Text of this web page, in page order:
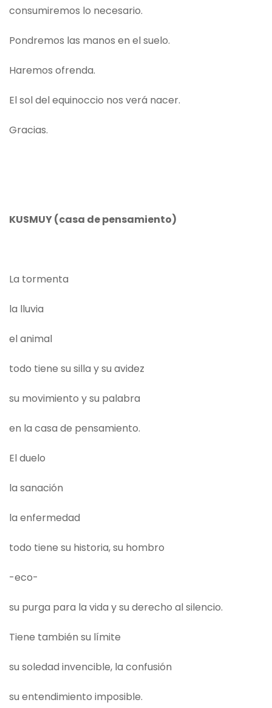
consumiremos lo necesario.
Pondremos las manos en el suelo.
Haremos ofrenda.
El sol del equinoccio nos verá nacer.
Gracias.
KUSMUY (casa de pensamiento)
La tormenta
la lluvia
el animal
todo tiene su silla y su avidez
su movimiento y su palabra
en la casa de pensamiento.
El duelo
la sanación
la enfermedad
todo tiene su historia, su hombro
-eco-
su purga para la vida y su derecho al silencio.
Tiene también su límite
su soledad invencible, la confusión
su entendimiento imposible.